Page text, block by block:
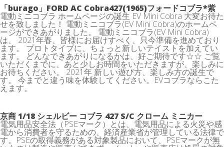
「burago」FORD AC Cobra427(1965)フォードコブラ*紫
電動ミニコブラ ホームページの誕生 EV Mini Cobra 大変お待た
せを致しました！ 電動ミニコブラ(EV Mini Cobra)のホームペ
ージができあがりました。 電動ミニコブラ(EV Mini Cobra)
は、 2021年春、皆様にお届けすべく、只今準備を進めており
ます。 プロトタイプに、ちょっと新しいテイストを加えてい
ます。 どんなできあがりになるかは、好ご期待です☆☆ ご覧
いただくまでに、あと少しお時間をいただきますが、楽しみに
お待ちください。 2021年 新しい遊び方、楽しみ方の誕生で
す。 今までと違う味を体験してください。EVコブラならこた
えます。
京商 1/18 シェルビー コブラ 427 S/C クローム ミニカー
電気用品安全法（PSEマーク）とは、電気用品による火災や感
電から消費者を守るための、経済産業省が管理している法律で
す。PSEの取得義務がある対象製品において、PSEマークが無